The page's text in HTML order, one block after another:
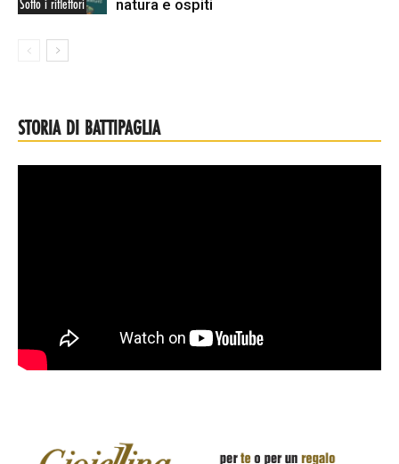
Sotto i riflettori natura e ospiti
STORIA DI BATTIPAGLIA